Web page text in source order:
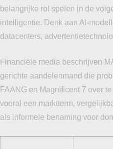
belangrijke rol spelen in de
intelligentie. Denk aan AI-
datacenters,
Financiële media beschrijven
gerichte aandelenmand die
FAANG en Magnificent 7 over
vooral een marktterm,
als informele benaming voor